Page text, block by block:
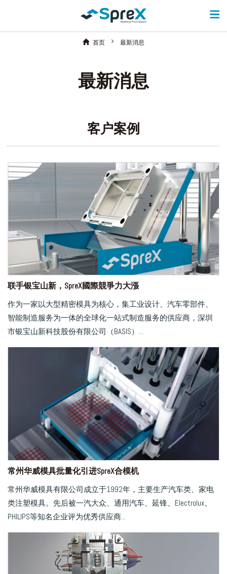
首页 最新消息
最新消息
客户案例
联手银宝山新，SpreX國際競爭力大漲
作为一家以大型精密模具为核心，集工业设计、汽车零部件、
智能制造服务为一体的全球化一站式制造服务的供应商，深圳
市银宝山新科技股份有限公司（BASIS）...
常州华威模具批量化引进SpreX合模机
常州华威模具有限公司成立于1992年，主要生产汽车类、家电
类注塑模具。先后被一汽大众、通用汽车、延锋、Electrolux、
PHILIPS等知名企业评为优秀供应商...